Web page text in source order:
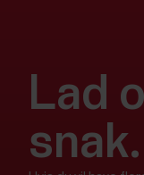
Lad
snak.